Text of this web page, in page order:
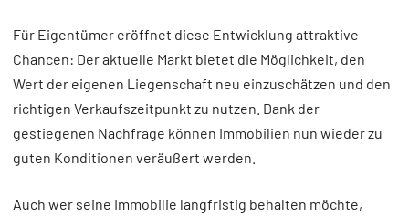
Für Eigentümer eröffnet diese Entwicklung attraktive
Chancen: Der aktuelle Markt bietet die Möglichkeit, den
Wert der eigenen Liegenschaft neu einzuschätzen und den
richtigen Verkaufszeitpunkt zu nutzen. Dank der
gestiegenen Nachfrage können Immobilien nun wieder zu
guten Konditionen veräußert werden.
Auch wer seine Immobilie langfristig behalten möchte,